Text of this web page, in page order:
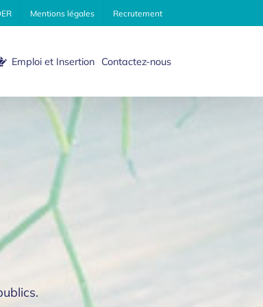
Mentions légales Recrutement
Emploi et Insertion Contactez-nous